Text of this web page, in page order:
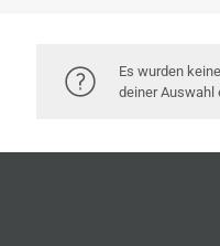
Es wurden
deiner Auswahl